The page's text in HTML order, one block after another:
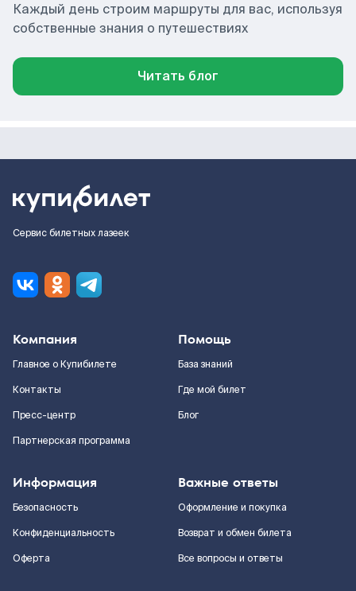
Каждый день строим маршруты для вас, используя
собственные знания о путешествиях
Читать блог
Сервис билетных лазеек
Компания
Главное о Купибилете
Контакты
Пресс-центр
Партнерская программа
Помощь
База знаний
Где мой билет
Блог
Информация
Безопасность
Конфиденциальность
Оферта
Важные ответы
Оформление и покупка
Возврат и обмен билета
Все вопросы и ответы